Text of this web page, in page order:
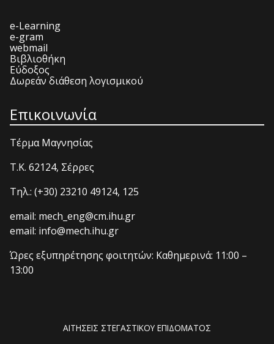
e-Learning
e-gram
webmail
Βιβλιοθήκη
Εύδοξος
Δωρεάν διάθεση λογισμικού
Επικοινωνία
Τέρμα Μαγνησίας
T.K. 62124, Σέρρες
Τηλ.: (+30) 23210 49124, 125
email: mech_eng@cm.ihu.gr
email: info@mech.ihu.gr
Ώρες εξυπηρέτησης φοιτητών: Καθημερινά: 11:00 –
13:00
ΑΙΤΗΣΕΙΣ ΣΤΕΓΑΣΤΙΚΟΥ ΕΠΙΔΟΜΑΤΟΣ